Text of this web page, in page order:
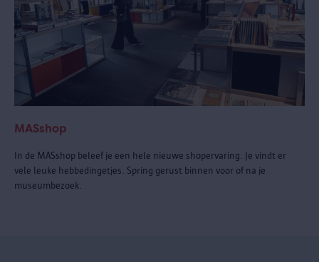
MASshop
In de MASshop beleef je een hele nieuwe shopervaring. Je vindt er
vele leuke hebbedingetjes. Spring gerust binnen voor of na je
museumbezoek.